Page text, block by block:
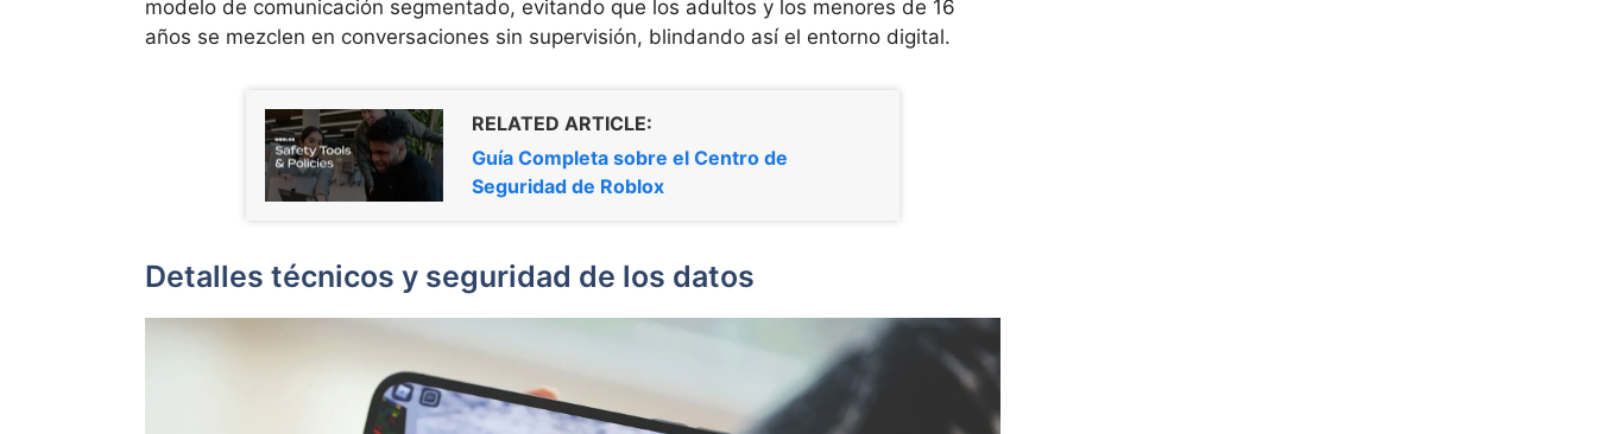
modelo de comunicación segmentado, evitando que los adultos y los menores de 16
años se mezclen en conversaciones sin supervisión, blindando así el entorno digital.
RELATED ARTICLE:
Guía Completa sobre el Centro de
Seguridad de Roblox
Detalles técnicos y seguridad de los datos